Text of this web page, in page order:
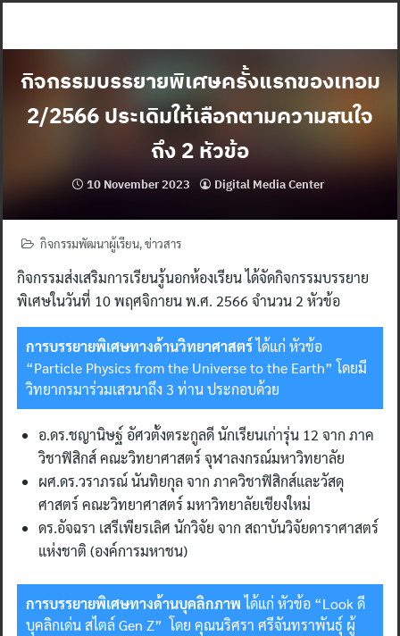
กิจกรรมบรรยายพิเศษครั้งแรกของเทอม
2/2566 ประเดิมให้เลือกตามความสนใจ
ถึง 2 หัวข้อ
10 November 2023 Digital Media Center
กิจกรรมพัฒนาผู้เรียน,ข่าวสาร
กิจกรรมส่งเสริมการเรียนรู้นอกห้องเรียน ได้จัดกิจกรรมบรรยาย
พิเศษในวันที่ 10 พฤศจิกายน พ.ศ. 2566 จำนวน 2 หัวข้อ
การบรรยายพิเศษทางด้านวิทยาศาสตร์ได้แก่ หัวข้อ
“Particle Physics from the Universe to the Earth” โดยมี
วิทยากรมาร่วมเสวนาถึง 3 ท่าน ประกอบด้วย
อ.ดร.ชญานิษฐ์ อัศวตั้งตระกูลดี นักเรียนเก่ารุ่น 12 จาก ภาค
วิชาฟิสิกส์ คณะวิทยาศาสตร์ จุฬาลงกรณ์มหาวิทยาลัย
ผศ.ดร.วราภรณ์ นันทิยกุล จาก ภาควิชาฟิสิกส์และวัสดุ
ศาสตร์ คณะวิทยาศาสตร์ มหาวิทยาลัยเชียงใหม่
ดร.อัจฉรา เสรีเพียรเลิศ นักวิจัย จาก สถาบันวิจัยดาราศาสตร์
แห่งชาติ (องค์การมหาชน)
การบรรยายพิเศษทางด้านบุคลิกภาพได้แก่ หัวข้อ “Look ดี
บุคลิกเด่น สไตล์ Gen Z” โดย คุณนริศรา ศรีจันทราพันธุ์ ผู้